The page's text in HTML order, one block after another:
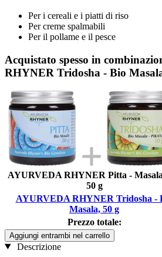
Per i cereali e i piatti di riso
Per creme spalmabili
Per il pollame e il pesce
Acquistato spesso in
RHYNER Tridosha - Bio
AYURVEDA RHYNER Pitta -
50 g
AYURVEDA RHYNER Tridosha -
Masala, 50 g
Prezzo totale:
Aggiungi entrambi nel carrello
Descrizione